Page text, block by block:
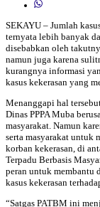
SEKAYU – Jumlah
ternyata lebih banyak
disebabkan oleh
namun juga karena
kurangnya informasi
kasus kekerasan yang
Menanggapi hal
Dinas PPPA Muba
masyarakat. Namun
serta masyarakat untuk
korban kekerasan, di
Terpadu Berbasis
peran untuk membantu
kasus kekerasan
“Satgas PATBM ini